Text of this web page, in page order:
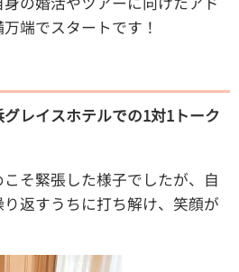
端でスタートです！
レイスホテルでの1対1トーク
そ緊張した様子でしたが、自
返すうちに打ち解け、笑顔が